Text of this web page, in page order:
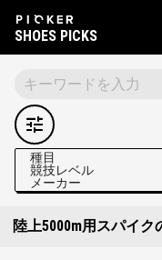
SHOES PICKS
種目
競技レベル
メーカー
陸上5000m用スパイ